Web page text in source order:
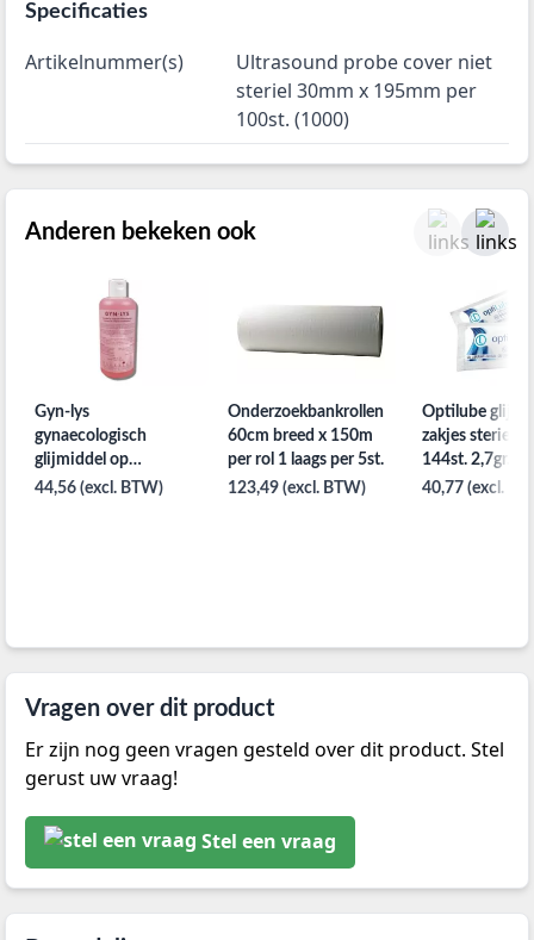
Specificaties
Artikelnummer(s)
Ultrasound probe cover niet
steriel 30mm x 195mm per
100st. (1000)
Anderen bekeken ook
Gyn-lys
gynaecologisch
glijmiddel op
waterbasis 250ml
44,56 (excl. BTW)
Onderzoekbankrollen
60cm breed x 150m
per rol 1 laags per 5st.
123,49 (excl. BTW)
Optilube
zakjes steriel
144st. 2,7gr.
40,77 (excl.
Vragen over dit product
Er zijn nog geen vragen gesteld over dit product. Stel
gerust uw vraag!
Stel een vraag